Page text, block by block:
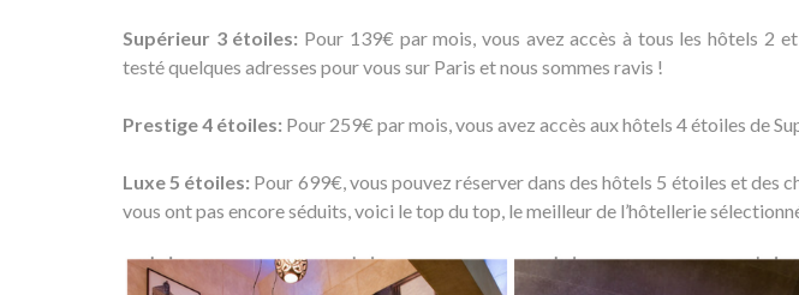
Supérieur 3 étoiles: Pour 139€ par mois, vous avez accès à tous les hôtels 2
testé quelques adresses pour vous sur Paris et nous sommes ravis !
Prestige 4 étoiles: Pour 259€ par mois, vous avez accès aux hôtels 4 étoiles de
Luxe 5 étoiles: Pour 699€, vous pouvez réserver dans des hôtels 5 étoiles et des
vous ont pas encore séduits, voici le top du top, le meilleur de l’hôtellerie